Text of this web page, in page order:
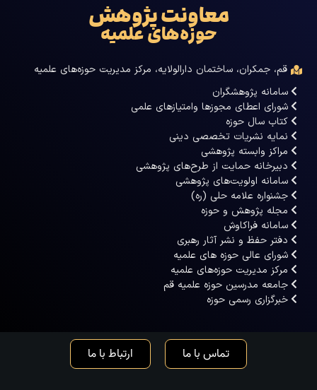
معاونت پژوهش
حوزه‌های علمیه
قم، جمکران، ساختمان دارالولایه، مرکز مدیریت حوزه‌های علمیه
سامانه پژوهشگران
شورای اعطای مجوزها وامتیازهای علمی
کتاب سال حوزه
نمایه نشریات تخصصی دینی
مراکز وابسته پژوهشی
دبیرخانه حمایت از طرح‌های پژوهشی
سامانه اولویت‌های پژوهشی
جشنواره علامه حلی (ره)
مجله پژوهش و حوزه
سامانه فراکاوش
دفتر حفظ و نشر آثار رهبری
شورای عالی حوزه های علمیه
مرکز مدیریت حوزه‌های علمیه
جامعه مدرسین حوزه علمیه قم
خبرگزاری رسمی حوزه
تماس با ما ارتباط با ما